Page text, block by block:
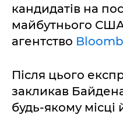
кандидатів на
майбутнього
агентство
Після цього
закликав
будь-якому місці